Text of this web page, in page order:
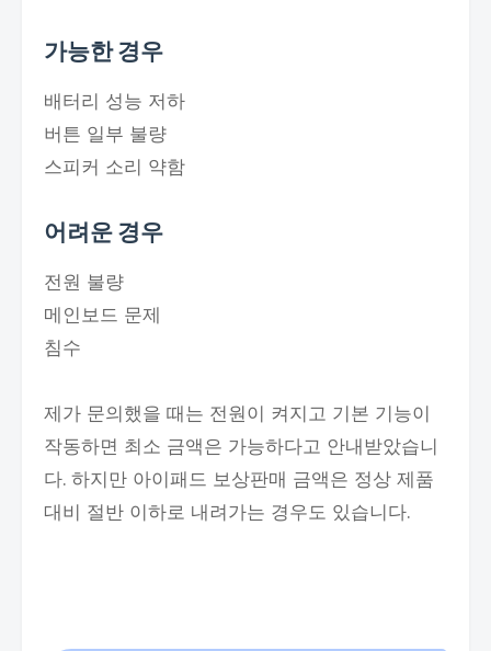
가능한 경우
배터리 성능 저하
버튼 일부 불량
스피커 소리 약함
어려운 경우
전원 불량
메인보드 문제
침수
제가 문의했을 때는 전원이 켜지고 기본 기능이
작동하면 최소 금액은 가능하다고 안내받았습니
다. 하지만 아이패드 보상판매 금액은 정상 제품
대비 절반 이하로 내려가는 경우도 있습니다.